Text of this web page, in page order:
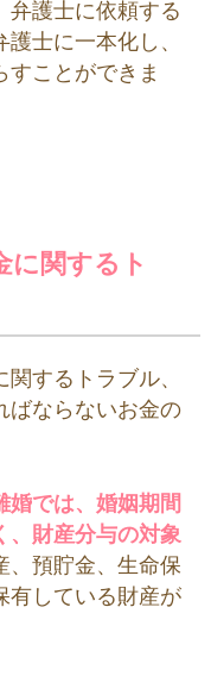
弁護士に依頼する
士に一本化し、
すことができま
に関するト
するトラブル、
ばならないお金の
婚では、婚姻期間
、財産分与の対象
、預貯金、生命保
有している財産が